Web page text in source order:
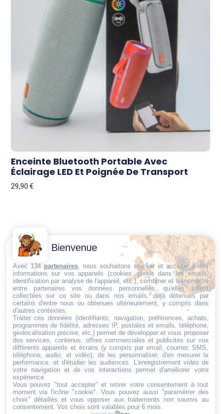
Enceinte Bluetooth Portable Avec
Éclairage LED Et Poignée De Transport
29,90€
Trouvez ce qu'il vous faut,
au bon endroit
Conditions
générales
de vente
Politique de
cookies
Politique de
confidentialité
Mentions
légales
Conditions de
retour et de
remboursement
Droit de
rétractation
Contactez-
Nous
Email:
dt@sasbms.fr
Bienvenue
Avec 134 partenaires, nous souhaitons stocker et accéder à des
informations sur vos appareils (cookies, pixels dans les emails,
identification par analyse de l'appareil, etc.), combiner et transmettre
entre partenaires vos données personnelles, qu'elles soient
collectées sur ce site ou dans nos emails, déjà détenues par
certains d'entre nous ou obtenues ultérieurement, y compris dans
d'autres contextes.
Traiter ces données (identifiants, navigation, préférences, achats,
programmes de fidélité, adresses IP, postales et emails, téléphone,
géolocalisation précise, etc.) permet de développer et vous proposer
des services, contenus, offres commerciales et publicités sur vos
différents appareils et écrans (y compris par email, courrier, SMS,
téléphone, audio, et vidéo), de les personnaliser, d'en mesurer la
performance, et d'étudier les audiences. L'enregistrement vidéo de
votre navigation et de vos interactions permet d'améliorer votre
expérience.
Vous pouvez "tout accepter" et retirer votre consentement à tout
moment via l'icône "cookie" . Vous pouvez aussi "paramétrer des
choix" détaillés et vous opposer aux traitements non soumis au
consentement. Vos choix sont valables pour 6 mois.